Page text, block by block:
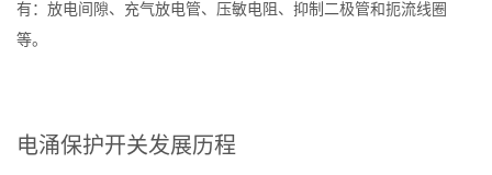
有：放电间隙、充气放电管、压敏电阻、抑制二极管和扼流线圈
等。
电涌保护开关发展历程